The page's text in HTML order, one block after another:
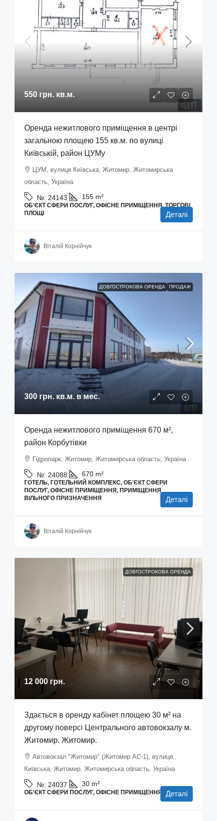
550 грн. кв.м.
Оренда нежитлового приміщення в центрі
загальною площею 155 кв.м. по вулиці
Київській, район ЦУМу
ЦУМ, вулиця Київська, Житомир, Житомирська
область, Україна
№: 24143 155 m²
ОБ'ЄКТ СФЕРИ ПОСЛУГ, ОФІСНЕ ПРИМІЩЕННЯ, ТОРГОВІ
ПЛОЩІ
Деталі
Віталій Корнійчук
ДОВГОСТРОКОВА ОРЕНДА ПРОДАЖ
300 грн. кв.м. в мес.
Оренда нежитлового приміщення 670 м²,
район Корбутівки
Гідропарк, Житомир, Житомирська область, Україна
№: 24088 670 m²
ГОТЕЛЬ, ГОТЕЛЬНИЙ КОМПЛЕКС, ОБ'ЄКТ СФЕРИ
ПОСЛУГ, ОФІСНЕ ПРИМІЩЕННЯ, ПРИМІЩЕННЯ
ВІЛЬНОГО ПРИЗНАЧЕННЯ
Деталі
Віталій Корнійчук
ДОВГОСТРОКОВА ОРЕНДА
12 000 грн.
Здається в оренду кабінет площею 30 м² на
другому поверсі Центрального автовокзалу м.
Житомир. Житомир.
Автовокзал "Житомир" (Житомир АС-1), вулиця
Київська, Житомир, Житомирська область, Україна
№: 24037 30 m²
ОБ'ЄКТ СФЕРИ ПОСЛУГ, ОФІСНЕ ПРИМІЩЕННЯ Деталі